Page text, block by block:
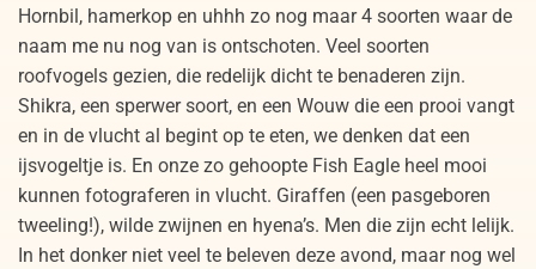
Hornbil, hamerkop en uhhh zo nog maar 4 soorten waar de
naam me nu nog van is ontschoten. Veel soorten
roofvogels gezien, die redelijk dicht te benaderen zijn.
Shikra, een sperwer soort, en een Wouw die een prooi vangt
en in de vlucht al begint op te eten, we denken dat een
ijsvogeltje is. En onze zo gehoopte Fish Eagle heel mooi
kunnen fotograferen in vlucht. Giraffen (een pasgeboren
tweeling!), wilde zwijnen en hyena’s. Men die zijn echt lelijk.
In het donker niet veel te beleven deze avond, maar nog wel